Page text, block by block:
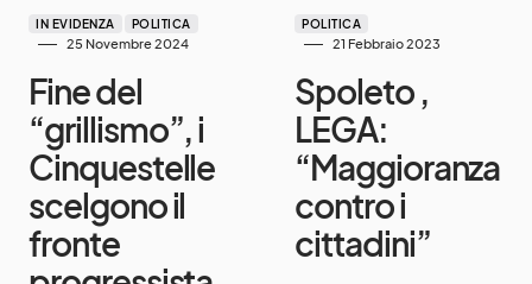
IN EVIDENZA POLITICA
25 Novembre 2024
Fine del
“grillismo”, i
Cinquestelle
scelgono il
fronte
POLITICA
21 Febbraio 2023
Spoleto ,
LEGA:
“Maggioranza
contro i
cittadini”